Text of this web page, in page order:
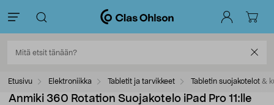
Etusivu Elektroniikka Tabletit ja tarvikkeet Tabletin suojakotelot &
Anmiki 360 Rotation Suojakotelo iPad Pro 11:lle